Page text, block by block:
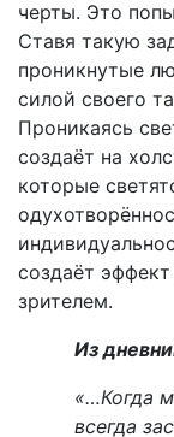
черты. Это
Ставя такую
проникнутые
силой своего
Проникаясь
создаёт на
которые
создаёт
зрителем.
Из
«…Когда
всегда